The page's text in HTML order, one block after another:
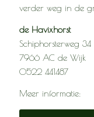
verder weg in de
de Havixhorst
Schiphorsterweg 34
7966 AC de Wijk
0522 441487
Meer informatie: